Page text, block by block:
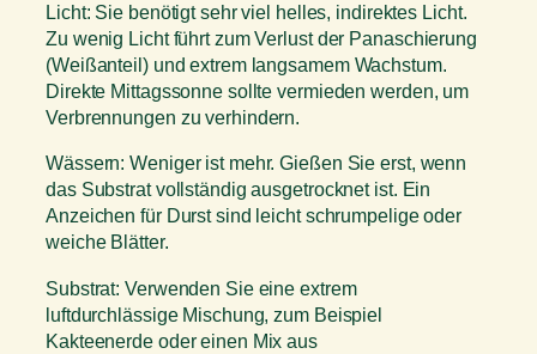
Licht: Sie benötigt sehr viel helles, indirektes Licht.
Zu wenig Licht führt zum Verlust der Panaschierung
(Weißanteil) und extrem langsamem Wachstum.
Direkte Mittagssonne sollte vermieden werden, um
Verbrennungen zu verhindern.
Wässern: Weniger ist mehr. Gießen Sie erst, wenn
das Substrat vollständig ausgetrocknet ist. Ein
Anzeichen für Durst sind leicht schrumpelige oder
weiche Blätter.
Substrat: Verwenden Sie eine extrem
luftdurchlässige Mischung, zum Beispiel
Kakteenerde oder einen Mix aus